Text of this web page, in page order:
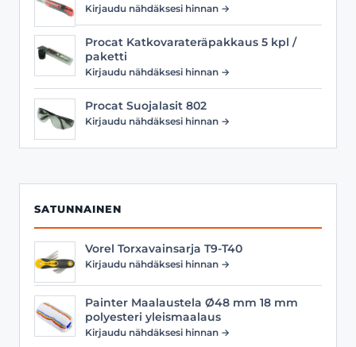
Kirjaudu nähdäksesi hinnan →
Procat Katkovarateräpakkaus 5 kpl /
paketti
Kirjaudu nähdäksesi hinnan →
Procat Suojalasit 802
Kirjaudu nähdäksesi hinnan →
SATUNNAINEN
Vorel Torxavainsarja T9-T40
Kirjaudu nähdäksesi hinnan →
Painter Maalaustela Ø48 mm 18 mm
polyesteri yleismaalaus
Kirjaudu nähdäksesi hinnan →